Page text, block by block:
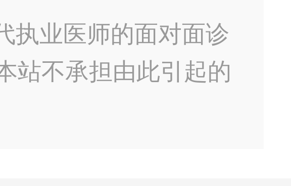
执业医师的面对面诊
站不承担由此引起的